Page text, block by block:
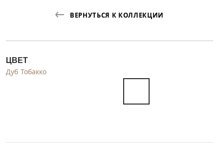
ВЕРНУТЬСЯ К КОЛЛЕКЦИИ
ЦВЕТ
Дуб Тобакко